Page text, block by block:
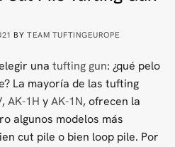
BYTEAM TUFTINGEUROPE
una tufting gun: ¿qué pelo
La mayoría de las tufting
,AK-1H yAK-1N, ofrecen la
algunos modelos más
cut pile o bien loop pile. Por